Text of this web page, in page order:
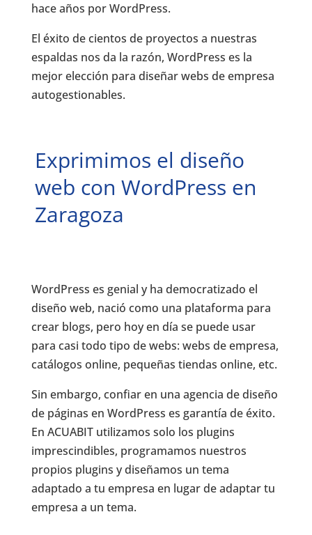
hace años por WordPress.
El éxito de cientos de proyectos a nuestras
espaldas nos da la razón, WordPress es la
mejor elección para diseñar webs de empresa
autogestionables.
Exprimimos el diseño
web con WordPress en
Zaragoza
WordPress es genial y ha democratizado el
diseño web, nació como una plataforma para
crear blogs, pero hoy en día se puede usar
para casi todo tipo de webs: webs de empresa,
catálogos online, pequeñas tiendas online, etc.
Sin embargo, confiar en una agencia de diseño
de páginas en WordPress es garantía de éxito.
En ACUABIT utilizamos solo los plugins
imprescindibles, programamos nuestros
propios plugins y diseñamos un tema
adaptado a tu empresa en lugar de adaptar tu
empresa a un tema.